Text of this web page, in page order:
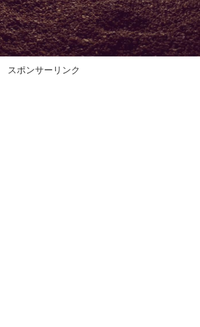
スポンサーリンク